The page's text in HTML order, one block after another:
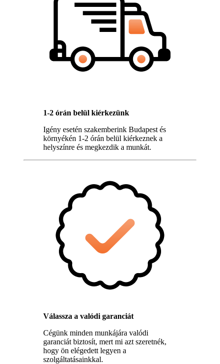
1-2 órán belül kiérkezünk
Igény esetén szakemberink Budapest és
környékén 1-2 órán belül kiérkeznek a
helyszínre és megkezdik a munkát.
Válassza a valódi garanciát
Cégünk minden munkájára valódi
garanciát biztosít, mert mi azt szeretnék,
hogy ön elégedett legyen a
szolgáltatásainkkal.